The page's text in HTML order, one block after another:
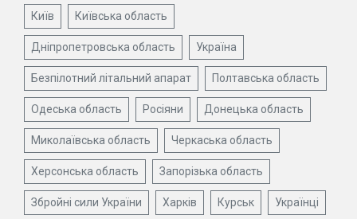
Київ Київська область
Дніпропетровська область Україна
Безпілотний літальний апарат Полтавська область
Одеська область Росіяни Донецька область
Миколаївська область Черкаська область
Херсонська область Запорізька область
Збройні сили України Харків Курськ Українці